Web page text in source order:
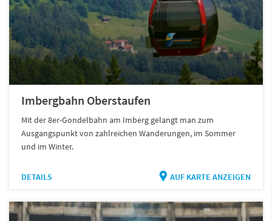
Imbergbahn Oberstaufen
Mit der 8er-Gondelbahn am Imberg gelangt man zum
Ausgangspunkt von zahlreichen Wanderungen, im Sommer
und im Winter.
DETAILS AUF KARTE ANZEIGEN